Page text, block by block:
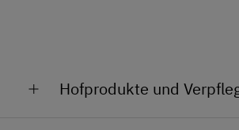
Hofprodukte und